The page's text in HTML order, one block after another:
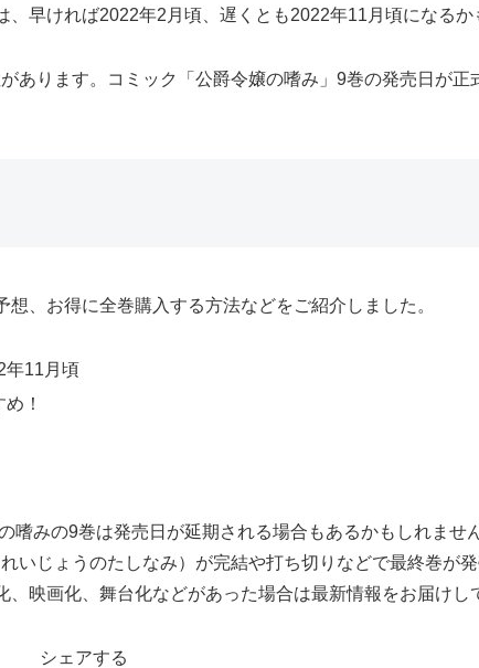
早ければ2022年2月頃、遅くとも2022年11月頃になるか
あります。コミック「公爵令嬢の嗜み」9巻の発売日が正
、お得に全巻購入する方法などをご紹介しました。
年11月頃
！
みの9巻は発売日が延期される場合もあるかもしれませ
いじょうのたしなみ）が完結や打ち切りなどで最終巻が
映画化、舞台化などがあった場合は最新情報をお届けし
シェアする